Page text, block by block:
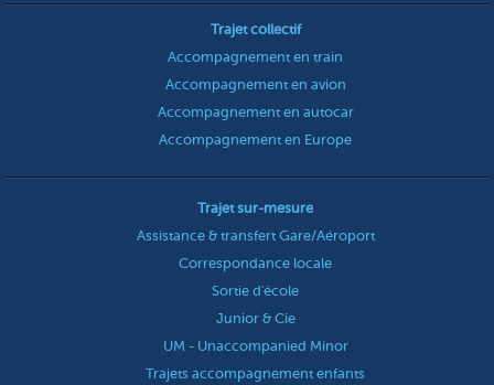
Trajet collectif
Accompagnement en train
Accompagnement en avion
Accompagnement en autocar
Accompagnement en Europe
Trajet sur-mesure
Assistance & transfert Gare/Aéroport
Correspondance locale
Sortie d'école
Junior & Cie
UM - Unaccompanied Minor
Trajets accompagnement enfants